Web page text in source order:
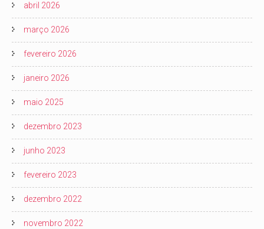
abril 2026
março 2026
fevereiro 2026
janeiro 2026
maio 2025
dezembro 2023
junho 2023
fevereiro 2023
dezembro 2022
novembro 2022